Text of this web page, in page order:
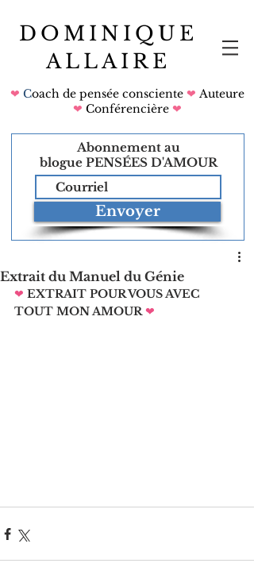
DOMINIQUE
ALLAIRE
❤ Coach de pensée consciente ❤ Auteure
❤ Conférencière ❤
Abonnement au
blogue PENSÉES D'AMOUR
Envoyer
Extrait du Manuel du Génie
❤ EXTRAIT POUR VOUS AVEC
TOUT MON AMOUR ❤